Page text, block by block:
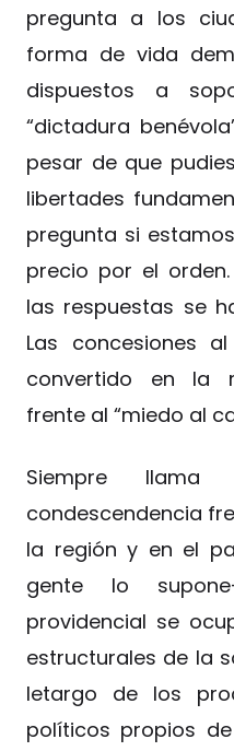
pregunta a los
forma de vida
dispuestos a
“dictadura
pesar de que
libertades
pregunta si
precio por el
las respuestas se
Las concesiones
convertido en la
frente al “miedo al
Siempre
condescendencia
la región y en el
gente lo
providencial se
estructurales de la
letargo de los
políticos propios